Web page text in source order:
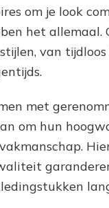
om je look
het allemaal.
van
met
om hun